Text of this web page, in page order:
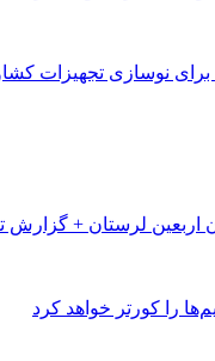
اربعین لرستان + گزارش
را کورتر خواهد کرد